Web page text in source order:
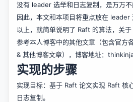
没有 leader 选举和日志复制，是万万不
因此，本文和本项目将重点放在 leader
以上，就简单说明了 Raft 的算法，关
参考本人博客中的其他文章（包含官方
& 其他博客文章），博客地址：
实现的步骤
实现目标：基于 Raft 论文实现 Raft 核
日志复制。